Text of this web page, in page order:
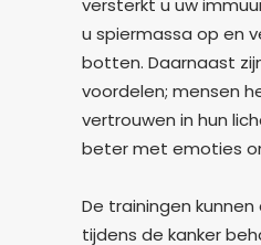
versterkt u uw
u spiermassa op en
botten. Daarnaast
voordelen; mensen
vertrouwen in hun
beter met emoties
De trainingen kunnen
tijdens de kanker